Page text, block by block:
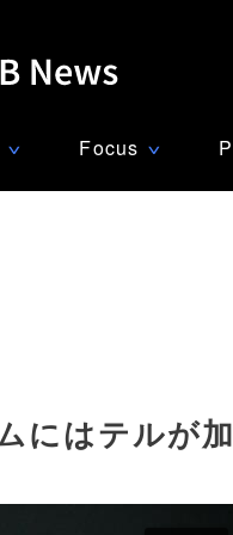
∨ Focus ∨
にはテルが